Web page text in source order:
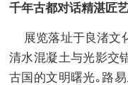
千年古都对话精湛匠
展览落址于良渚文
清水混凝土与光影交
古国的文明曙光｡路